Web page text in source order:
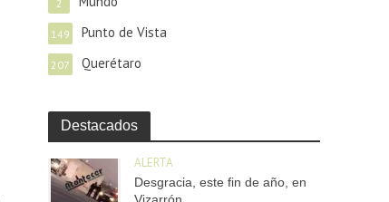
2
Punto de Vista
149
Querétaro
207
Destacados
ALERTA
Desgracia, este fin de año, en